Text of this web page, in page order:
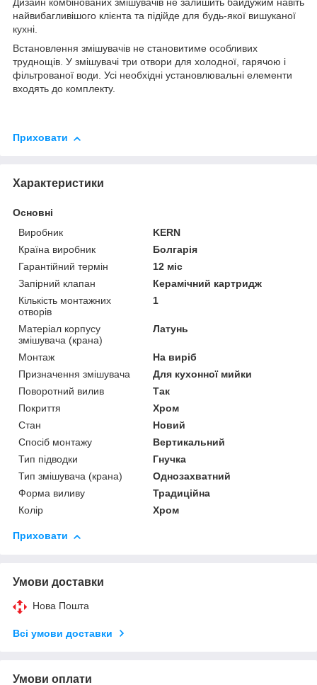
Дизайн комбінованих змішувачів не залишить байдужим навіть
найвибагливішого клієнта та підійде для будь-якої вишуканої
кухні.
Встановлення змішувачів не становитиме особливих
труднощів. У змішувачі три отвори для холодної, гарячою і
фільтрованої води. Усі необхідні установлювальні елементи
входять до комплекту.
Приховати
Характеристики
Основні
Виробник
KERN
Країна виробник
Болгарія
Гарантійний термін
12 міс
Запірний клапан
Керамічний картридж
Кількість монтажних
отворів
1
Матеріал корпусу
змішувача (крана)
Латунь
Монтаж
На виріб
Призначення змішувача
Для кухонної мийки
Поворотний вилив
Так
Покриття
Хром
Стан
Новий
Спосіб монтажу
Вертикальний
Тип підводки
Гнучка
Тип змішувача (крана)
Однозахватний
Форма виливу
Традиційна
Колір
Хром
Приховати
Умови доставки
Нова Пошта
Всі умови доставки
Умови оплати